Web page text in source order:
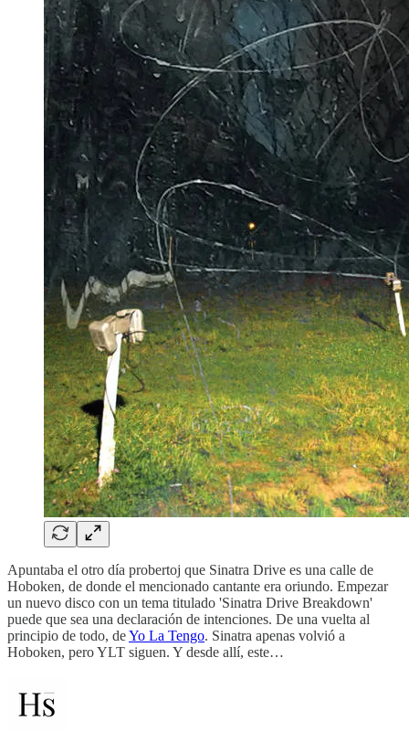
Apuntaba el otro día probertoj que Sinatra Drive es una calle de
Hoboken, de donde el mencionado cantante era oriundo. Empezar
un nuevo disco con un tema titulado 'Sinatra Drive Breakdown'
puede que sea una declaración de intenciones. De una vuelta al
principio de todo, deYo La Tengo. Sinatra apenas volvió a
Hoboken, pero YLT siguen. Y desde allí, este…